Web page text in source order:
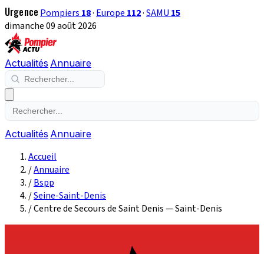
Urgence Pompiers 18· Europe 112·SAMU 15
dimanche 09 août 2026
Actualités Annuaire
Actualités Annuaire
Accueil
/Annuaire
/Bspp
/Seine-Saint-Denis
/Centre de Secours de Saint Denis — Saint-Denis